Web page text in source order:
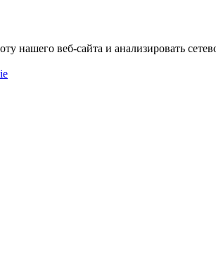
нашего веб-сайта и анализировать